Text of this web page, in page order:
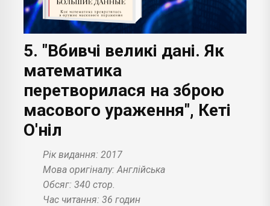
5. "Вбивчі великі дані. Як
математика
перетворилася на зброю
масового ураження", Кеті
О'ніл
Рік видання: 2017
Мова оригіналу: Англійська
Обсяг: 340 стор.
Час читання: 36 годин